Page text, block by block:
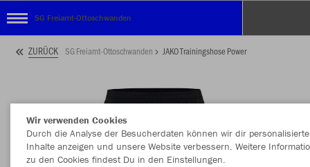
SG Freiamt-Ottoschwanden
ZURÜCK SG Freiamt-Ottoschwanden JAKO Trainingshose Power
Wir verwenden Cookies
Durch die Analyse der Besucherdaten können wir dir personalisierte
Inhalte anzeigen und unsere Website verbessern. Weitere
zu den Cookies findest Du in den Einstellungen.